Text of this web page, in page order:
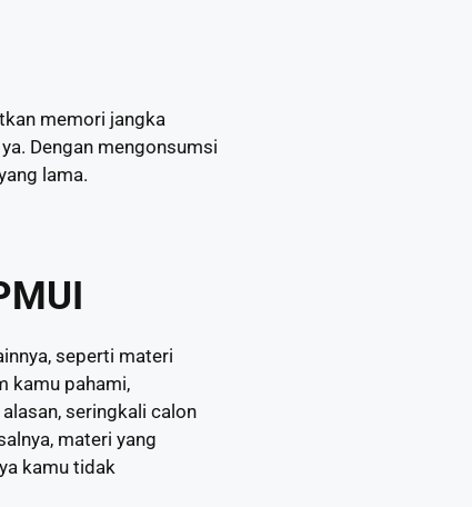
memori jangka
Dengan mengonsumsi
lama.
seperti materi
kamu pahami,
seringkali calon
materi yang
kamu tidak